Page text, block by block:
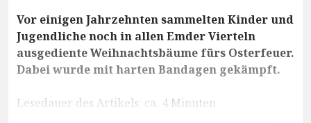
Vor einigen Jahrzehnten sammelten Kinder und
Jugendliche noch in allen Emder Vierteln
ausgediente Weihnachtsbäume fürs Osterfeuer.
Dabei wurde mit harten Bandagen gekämpft.
Lesedauer des Artikels: ca. 4 Minuten